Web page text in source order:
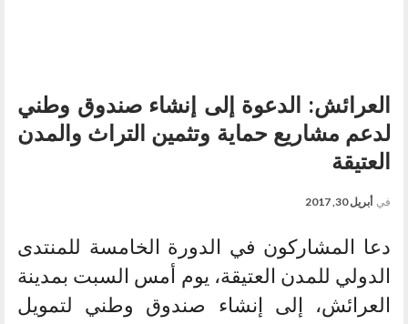
العرائش: الدعوة إلى إنشاء صندوق وطني
لدعم مشاريع حماية وتثمين التراث والمدن
العتيقة
في أبريل 30, 2017
دعا المشاركون في الدورة الخامسة للمنتدى
الدولي للمدن العتيقة، يوم أمس السبت بمدينة
العرائش، إلى إنشاء صندوق وطني لتمويل